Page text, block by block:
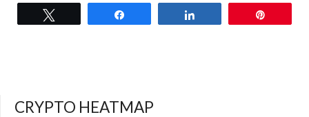
CRYPTO HEATMAP